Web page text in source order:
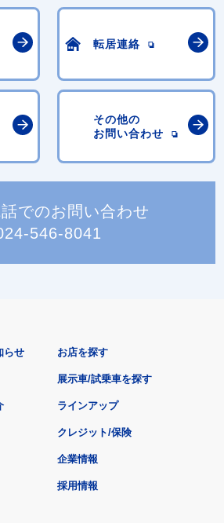
転居連絡
その他の
お問い合わせ
でのお問い合わせ
546-8041
らせ お店を探す
展示車/試乗車を探す
ラインアップ
クレジット/保険
企業情報
採用情報